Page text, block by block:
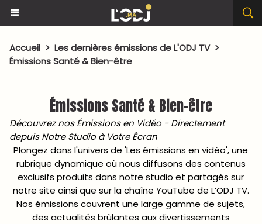
Accueil > Les dernières émissions de L'ODJ TV >
Émissions Santé & Bien-être
Émissions Santé & Bien-être
Découvrez nos Émissions en Vidéo - Directement
depuis Notre Studio à Votre Écran
Plongez dans l'univers de 'Les émissions en vidéo', une
rubrique dynamique où nous diffusons des contenus
exclusifs produits dans notre studio et partagés sur
notre site ainsi que sur la chaîne YouTube de L’ODJ TV.
Nos émissions couvrent une large gamme de sujets,
des actualités brûlantes aux divertissements